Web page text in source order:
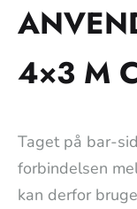
4×3 M
Taget på bar-
forbindelsen
kan derfor